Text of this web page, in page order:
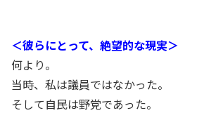
＜彼らにとって、絶望的な現実＞
何より。
当時、私は議員ではなかった。
そして自民は野党であった。